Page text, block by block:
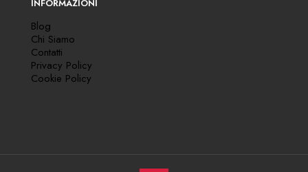
INFORMAZIONI
Blog
Chi Siamo
Contatti
Privacy Policy
Cookie Policy